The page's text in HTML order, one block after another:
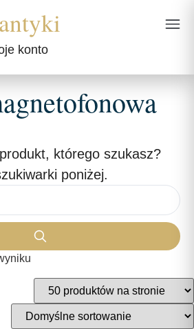
konto
którego szukasz?
poniżej.